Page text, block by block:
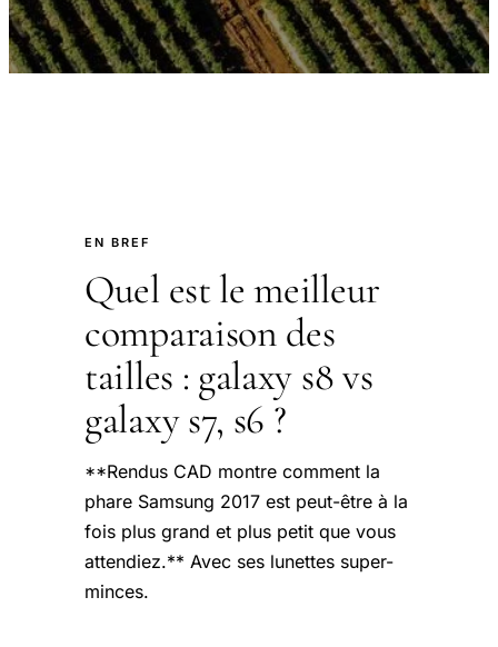
EN BREF
Quel est le meilleur
comparaison des
tailles : galaxy s8 vs
galaxy s7, s6 ?
**Rendus CAD montre comment la
phare Samsung 2017 est peut-être à la
fois plus grand et plus petit que vous
attendiez.** Avec ses lunettes super-
minces.